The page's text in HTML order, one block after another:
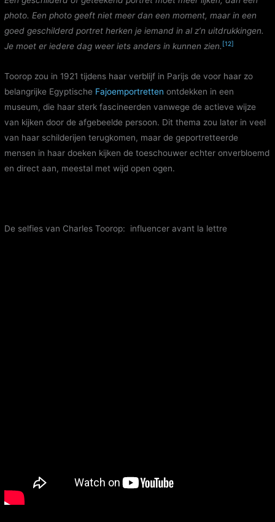
photo. Een photo geeft niet meer dan een moment, maar in een
goed geschilderd portret herken je iemand in al z’n uitdrukkingen.
Je moet er iedere dag weer iets anders in kunnen zien. [12]
Toorop zou in 1921 tijdens haar verblijf in Parijs de voor haar zo
belangrijke Egyptische Fajoemportretten ontdekken in een
museum, die haar sterk fascineerden vanwege de actieve wijze
van kijken door de afgebeelde persoon. Dit thema zou later in veel
van haar schilderijen terugkomen, maar de geportretteerde
mensen in haar doeken kijken de toeschouwer echter onverbloemd
en direct aan, meestal met wijd open ogen.
De selfies van Charles Toorop: influencer avant la lettre